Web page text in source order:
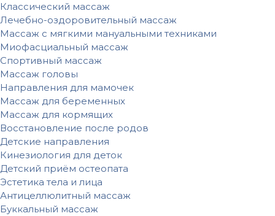
Классический массаж
Лечебно-оздоровительный массаж
Массаж с мягкими мануальными техниками
Миофасциальный массаж
Спортивный массаж
Массаж головы
Направления для мамочек
Массаж для беременных
Массаж для кормящих
Восстановление после родов
Детские направления
Кинезиология для деток
Детский приём остеопата
Эстетика тела и лица
Антицеллюлитный массаж
Буккальный массаж